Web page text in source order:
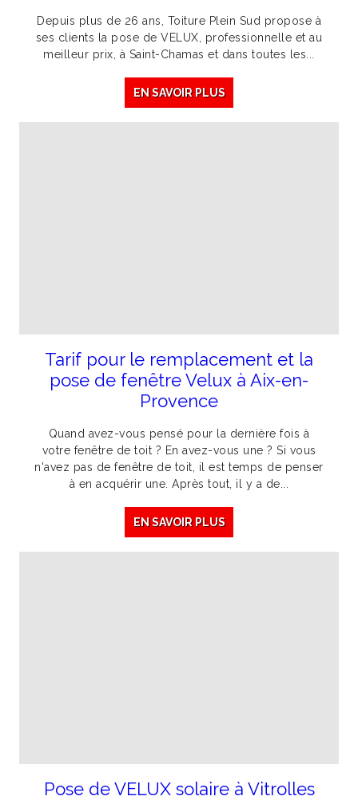
Depuis plus de 26 ans, Toiture Plein Sud propose à
ses clients la pose de VELUX, professionnelle et au
meilleur prix, à Saint-Chamas et dans toutes les...
EN SAVOIR PLUS
Tarif pour le remplacement et la
pose de fenêtre Velux à Aix-en-
Provence
Quand avez-vous pensé pour la dernière fois à
votre fenêtre de toit ? En avez-vous une ? Si vous
n'avez pas de fenêtre de toit, il est temps de penser
à en acquérir une. Après tout, il y a de...
EN SAVOIR PLUS
Pose de VELUX solaire à Vitrolles